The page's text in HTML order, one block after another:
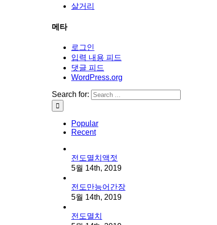
살거리
메타
로그인
입력 내용 피드
댓글 피드
WordPress.org
Search for:
Popular
Recent
전도멸치액젓
5월 14th, 2019
전도만능어간장
5월 14th, 2019
전도멸치